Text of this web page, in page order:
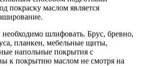
покраску маслом является
шлифовать. Брус, бревно,
планкен, мебельные щиты,
напольные покрытия с
к покрытию маслом не смотря на